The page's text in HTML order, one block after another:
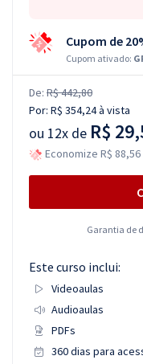
Cupom de
Cupom ativado:
De: R$ 442,80
Por: R$ 354,24à vista
ou 12x de R$
Economize R$ 88,56
Garantia de
Este curso inclui:
Videoaulas
Audioaulas
PDFs
360 dias para